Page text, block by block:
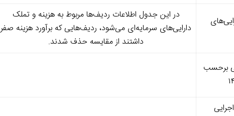
در این جدول اطلاعات ردیف‌ها مربوط به هزینه و تملک
دارایی‌های سرمایه‌ای می‌شود، ردیف‌هایی که برآورد هزینه صفر
داشتند از مقایسه حذف شدند.
برحسب
اجرایی